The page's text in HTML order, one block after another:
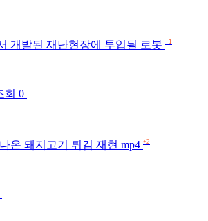
개발된 재난현장에 투입될 로봇 +1
회 0 |
온 돼지고기 튀김 재현 mp4 +2
|